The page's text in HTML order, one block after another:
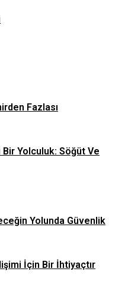
Fazlası
Yolculuk: Söğüt Ve
Yolunda Güvenlik
İçin Bir İhtiyaçtır